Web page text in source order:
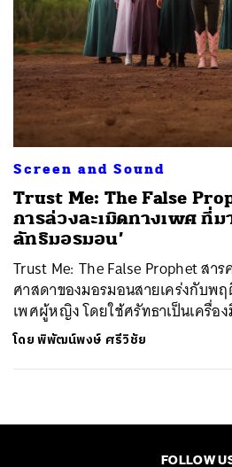
Screen and Sound
Trust Me: The False
การล่วงละเมิดทางเพศ ที่ม
ลัทธิมอรมอน’
Trust Me: The False Prophet สา
ศาสดาของมอรมอนสายเคร่งกับพฤ
เพศผู้หญิง โดยใช้ศรัทธาเป็นเครื่อ
โดยพิพัฒน์พงษ์ ศรีวิชัย
FOLLOW
ค้นหา
SHARE TWEET